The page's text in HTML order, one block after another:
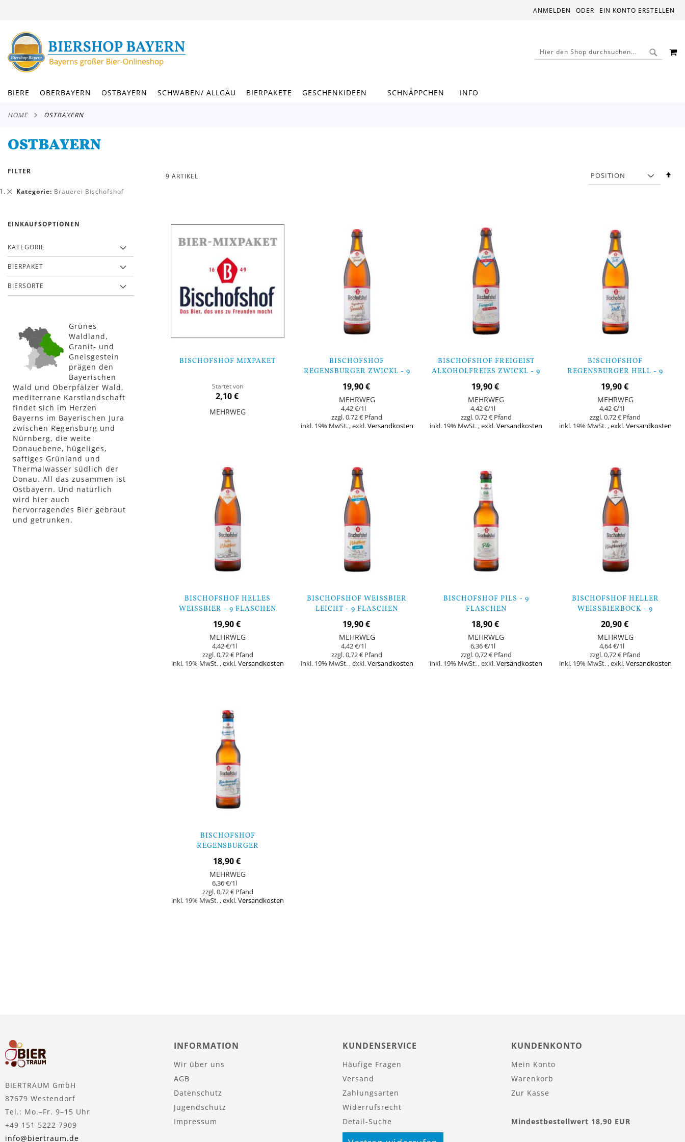
INHALT
ANMELDEN EIN KONTO ERSTELLEN
SUCHE
BIERE OBERBAYERN OSTBAYERN SCHWABEN/ ALLGÄU BIERPAKETE GESCHENKIDEEN SCHNÄPPCHEN INFO
HOME OSTBAYERN
OSTBAYERN
9 ARTIKEL
BISCHOFSHOF MIXPAKET
Startet von
2,10 €
MEHRWEG
BISCHOFSHOF
REGENSBURGER ZWICKL - 9
FLASCHEN
19,90 €
MEHRWEG
4,42 €/1l
0,72 €
inkl. 19% MwSt.,exkl.Versandkosten
BISCHOFSHOF FREIGEIST
ALKOHOLFREIES ZWICKL - 9
FLASCHEN
19,90 €
MEHRWEG
4,42 €/1l
0,72 €
inkl. 19% MwSt.,exkl.Versandkosten
BISCHOFSHOF
REGENSBURGER HELL - 9
FLASCHEN
19,90 €
MEHRWEG
4,42 €/1l
0,72 €
inkl. 19% MwSt.,exkl.Versandkosten
BISCHOFSHOF HELLES
WEISSBIER - 9 FLASCHEN
19,90 €
MEHRWEG
4,42 €/1l
0,72 €
inkl. 19% MwSt. ,exkl.Versandkosten
BISCHOFSHOF WEISSBIER L
EICHT - 9 FLASCHEN
19,90 €
MEHRWEG
4,42 €/1l
0,72 €
inkl. 19% MwSt. ,exkl.Versandkosten
BISCHOFSHOF PILS - 9
FLASCHEN
18,90 €
MEHRWEG
6,36 €/1l
0,72 €
inkl. 19% MwSt. ,exkl.Versandkosten
BISCHOFSHOF HELLER
WEISSBIERBOCK - 9 F
LASCHEN
20,90 €
MEHRWEG
4,64 €/1l
0,72 €
inkl. 19% MwSt. ,exkl.Versandkosten
BISCHOFSHOF
REGENSBURGER
BRUCKMANDL - 9 FLASCHEN
18,90 €
MEHRWEG
6,36 €/1l
0,72 €
inkl. 19% MwSt. ,exkl.Versandkosten
FILTER
Kategorie Brauerei Bischofshof
Dies
EINKAUFSOPTIONEN
KATEGORIE
BIERPAKET
BIERSORTE
Grünes
Waldland,
Granit- und
Gneisgestein
prägen den
Bayerischen
Wald und Oberpfälzer Wald,
mediterrane Karstlandschaft
findet sich im Herzen
Bayerns im Bayerischen Jura
zwischen Regensburg und
Nürnberg, die weite
Donauebene, hügeliges,
saftiges Grünland und
Thermalwasser südlich der
Donau. All das zusammen ist
Ostbayern. Und natürlich
wird hier auch
hervorragendes Bier gebraut
und getrunken.
BIERTRAUM GmbH
87679 Westendorf
Tel.: Mo.–Fr. 9–15 Uhr
+49 151 5222 7909
info@biertraum.de
INFORMATION
Wir über uns
AGB
Datenschutz
Jugendschutz
Impressum
KUNDENSERVICE
Häufige Fragen
Versand
Zahlungsarten
Widerrufsrecht
Detail-Suche
KUNDENKONTO
Mein Konto
Warenkorb
Zur Kasse
Mindestbestellwert 18,90 EUR